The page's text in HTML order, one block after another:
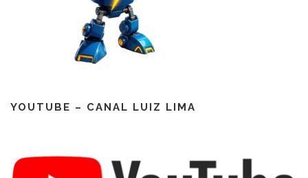
YOUTUBE – CANAL LUIZ LIMA